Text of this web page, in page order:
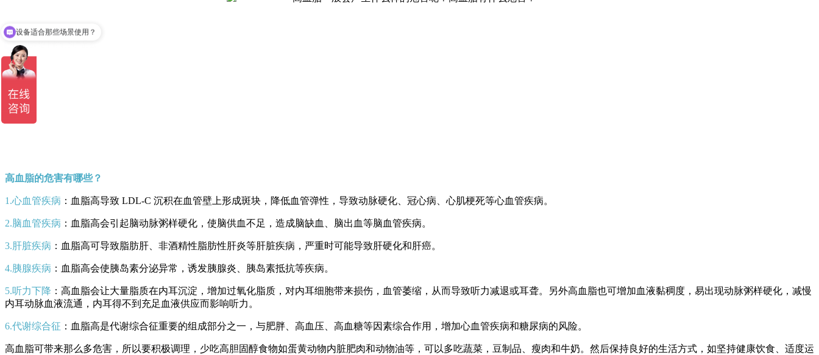
高血脂的危害有哪些？
1.心血管疾病 ：血脂高导致 LDL-C 沉积在血管壁上形成斑块，降低血管弹性，导致动脉硬化、冠心病、心肌梗死等心血管疾病。
2.脑血管疾病 ：血脂高会引起脑动脉粥样硬化，使脑供血不足，造成脑缺血、脑出血等脑血管疾病。
3.肝脏疾病 ：血脂高可导致脂肪肝、非酒精性脂肪性肝炎等肝脏疾病，严重时可能导致肝硬化和肝癌。
4.胰腺疾病 ：血脂高会使胰岛素分泌异常，诱发胰腺炎、胰岛素抵抗等疾病。
5.听力下降 ：高血脂会让大量脂质在内耳沉淀，增加过氧化脂质，对内耳细胞带来损伤，血管萎缩，从而导致听力减退或耳聋。另外高血脂也可增加血液黏稠度，易出现动脉粥样硬化，减慢
内耳动脉血液流通，内耳得不到充足血液供应而影响听力。
6.代谢综合征 ：血脂高是代谢综合征重要的组成部分之一，与肥胖、高血压、高血糖等因素综合作用，增加心血管疾病和糖尿病的风险。
高血脂可带来那么多危害，所以要积极调理，少吃高胆固醇食物如蛋黄动物内脏肥肉和动物油等，可以多吃蔬菜，豆制品、瘦肉和牛奶。然后保持良好的生活方式，如坚持健康饮食、适度运
可以介绍下你们的产品么